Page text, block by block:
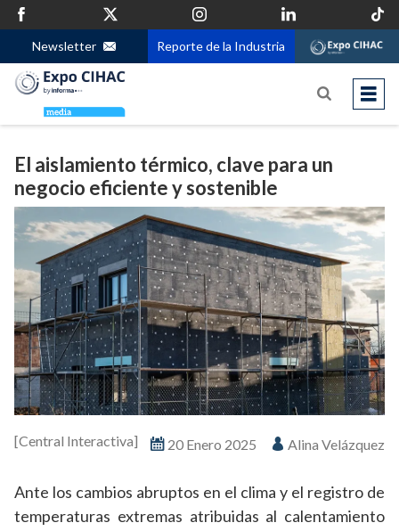
Newsletter Reporte de la Industria
El aislamiento térmico, clave para un
negocio eficiente y sostenible
20 Enero 2025 Alina Velázquez
[Central Interactiva]
Ante los cambios abruptos en el clima y el registro de
temperaturas extremas atribuidas al calentamiento